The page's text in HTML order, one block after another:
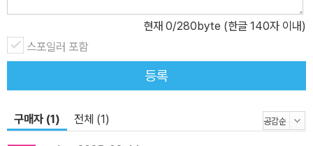
현재 0/280byte (한글 140자 이내)
스포일러 포함
등록
구매자 (1) 전체 (1)